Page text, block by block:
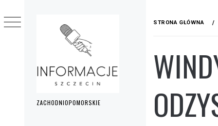
ZACHODNIOPOMORSKIE
do
treści
STRONA GŁÓWNA